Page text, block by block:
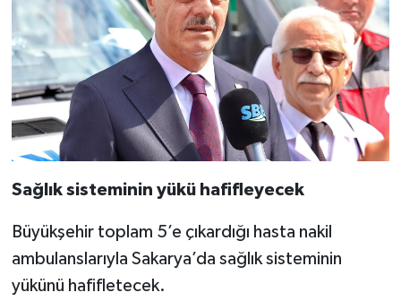
Sağlık sisteminin yükü hafifleyecek
Büyükşehir toplam 5’e çıkardığı hasta nakil
ambulanslarıyla Sakarya’da sağlık sisteminin
yükünü hafifletecek.